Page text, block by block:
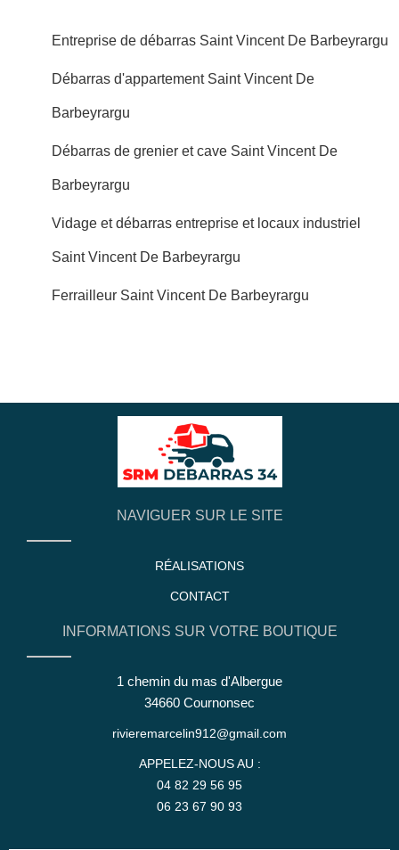
Entreprise de débarras Saint Vincent De Barbeyrargu
Débarras d'appartement Saint Vincent De
Barbeyrargu
Débarras de grenier et cave Saint Vincent De
Barbeyrargu
Vidage et débarras entreprise et locaux industriel
Saint Vincent De Barbeyrargu
Ferrailleur Saint Vincent De Barbeyrargu
NAVIGUER SUR LE SITE
RÉALISATIONS
CONTACT
INFORMATIONS SUR VOTRE BOUTIQUE
1 chemin du mas d'Albergue
34660 Cournonsec
rivieremarcelin912@gmail.com
APPELEZ-NOUS AU :
04 82 29 56 95
06 23 67 90 93